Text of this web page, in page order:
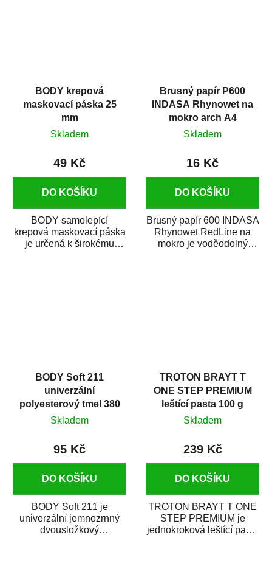
BODY krepová
maskovací páska 25
mm
Skladem
49 Kč
DO KOŠÍKU
BODY samolepící
krepová maskovací páska
je určená k širokému
Brusný papír P600
INDASA Rhynowet na
mokro arch A4
Skladem
16 Kč
DO KOŠÍKU
Brusný papír 600 INDASA
Rhynowet RedLine na
mokro je voděodolný
BODY Soft 211
univerzální
polyesterový tmel 380
g
Skladem
95 Kč
DO KOŠÍKU
BODY Soft 211 je
univerzální jemnozrnný
dvousložkový
TROTON BRAYT T
ONE STEP PREMIUM
leštící pasta 100 g
Skladem
239 Kč
DO KOŠÍKU
TROTON BRAYT T ONE
STEP PREMIUM je
jednokroková leštící pasta